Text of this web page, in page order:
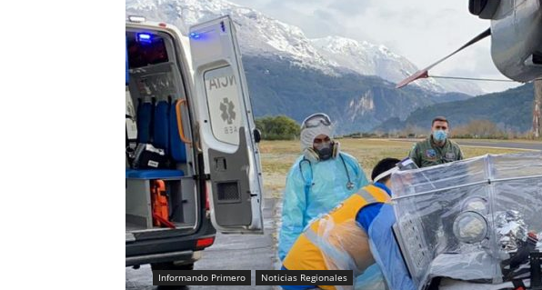
Informando Primero Noticias Regionales